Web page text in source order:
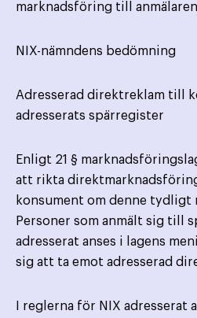
marknadsföring till
NIX-nämndens bedömning
Adresserad direktreklam till
adresserats spärregister
Enligt 21 §
att rikta
konsument om denne tydligt
Personer som anmält sig till
adresserat anses i lagens
sig att ta emot adresserad
I reglerna för NIX adresserat